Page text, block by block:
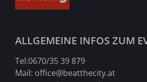
ALLGEMEINE INFOS ZUM
Tel:0670/35 39 879
Mail: office@beatthecity.at